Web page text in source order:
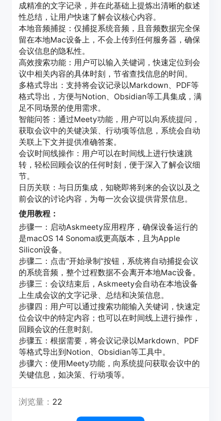
成精准的文字记录，并在此基础上提炼出清晰的叙述
性总结，让用户快速了解会议核心内容。
本地音频捕捉：仅捕捉系统音频，且音频数据完全保
留在本地Mac设备上，不会上传到任何服务器，确保
会议信息的隐私性。
高效搜索功能：用户可以输入关键词，快速定位到会
议中相关内容的具体时刻，节省查找信息的时间。
多格式导出：支持将会议记录以Markdown、PDF等
格式导出，方便与Notion、Obsidian等工具集成，满
足不同场景的使用需求。
智能问答：通过Meety功能，用户可以向系统提问，
获取会议中的关键决策、行动项等信息，系统会自动
关联上下文并提供准确答案。
会议时间线操作：用户可以在时间线上进行快速跳
转，轻松回顾会议的任何时刻，便于深入了解会议细
节。
日历关联：与日历集成，知晓即将到来的会议以及之
前会议的讨论内容，为每一次会议提供背景信息。
使用教程：
步骤一：启动Askmeety应用程序，确保设备运行的
是macOS 14 Sonoma或更高版本，且为Apple
Silicon设备。
步骤二：点击“开始录制”按钮，系统将自动捕捉会议
的系统音频，整个过程数据不会离开本地Mac设备。
步骤三：会议结束后，Askmeety会自动在本地设备
上生成会议的文字记录、总结和决策信息。
步骤四：用户可以通过搜索功能输入关键词，快速定
位会议中的特定内容；也可以在时间线上进行操作，
回顾会议的任意时刻。
步骤五：根据需要，将会议记录以Markdown、PDF
等格式导出到Notion、Obsidian等工具中。
步骤六：使用Meety功能，向系统提问获取会议中的
关键信息，如决策、行动项等。
浏览量： 22